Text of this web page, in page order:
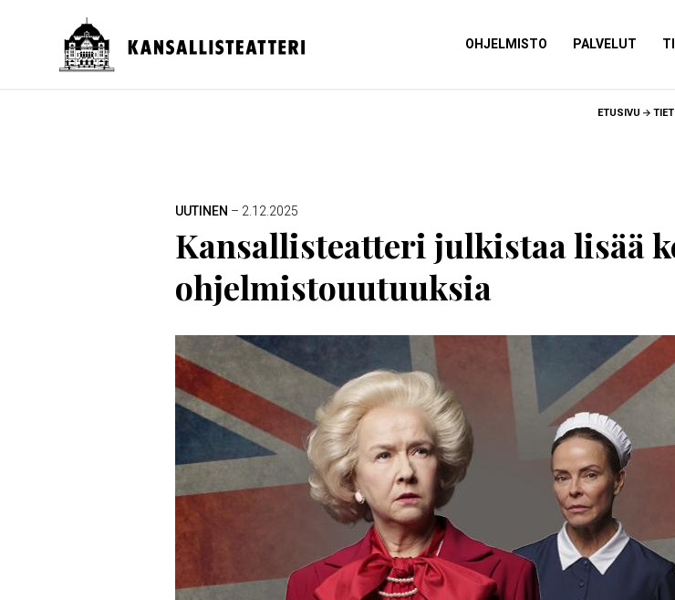
pääsisältöön
NÄYTÄ
OHJELMISTO
NÄYTÄ
PALVELUT
ETUSIVU
UUTINEN – 2.12.2025
Kansallisteatteri julkistaa lisää
ohjelmistouutuuksia